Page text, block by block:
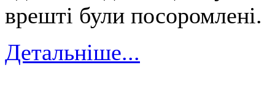
врешті були посоромлені.
Детальніше...